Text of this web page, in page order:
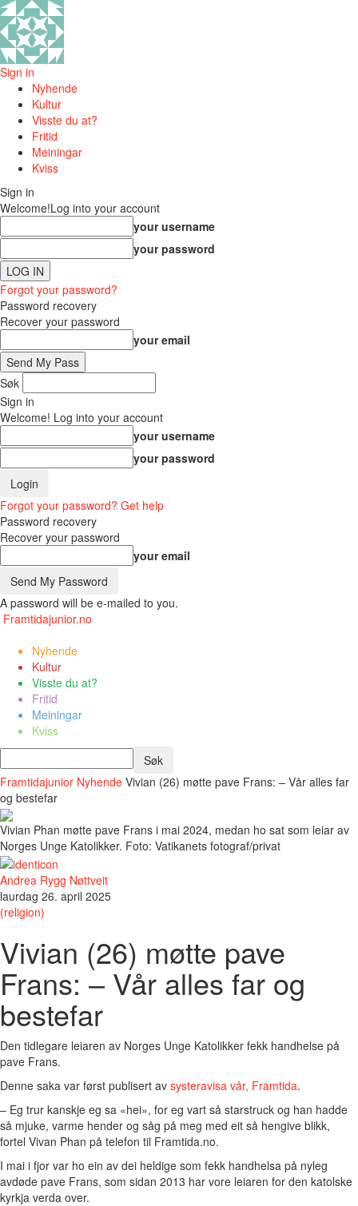
Sign in
Nyhende
Kultur
Visste du at?
Fritid
Meiningar
Kviss
Sign in
Welcome!Log into your account
your username
your password
Forgot your password?
Password recovery
Recover your password
your email
Søk
Sign in
Welcome! Log into your account
your username
your password
Forgot your password? Get help
Password recovery
Recover your password
your email
A password will be e-mailed to you.
Framtidajunior.no
Nyhende
Kultur
Visste du at?
Fritid
Meiningar
Kviss
Framtidajunior Nyhende Vivian (26) møtte pave Frans: – Vår alles far
og bestefar
Vivian Phan møtte pave Frans i mai 2024, medan ho sat som leiar av
Norges Unge Katolikker. Foto: Vatikanets fotograf/privat
Andrea Rygg Nøttveit
laurdag 26. april 2025
(religion)
Vivian (26) møtte pave
Frans: – Vår alles far og
bestefar
Den tidlegare leiaren av Norges Unge Katolikker fekk handhelse på
pave Frans.
Denne saka var først publisert av systeravisa vår, Framtida.
– Eg trur kanskje eg sa «hei», for eg vart så starstruck og han hadde
så mjuke, varme hender og såg på meg med eit så hengive blikk,
fortel Vivan Phan på telefon til Framtida.no.
I mai i fjor var ho ein av dei heldige som fekk handhelsa på nyleg
avdøde pave Frans, som sidan 2013 har vore leiaren for den katolske
kyrkja verda over.